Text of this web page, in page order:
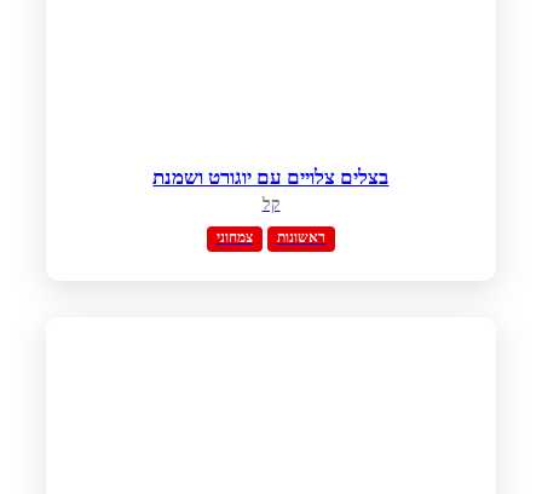
בצלים צלויים עם יוגורט ושמנת
קל
צמחוני ראשונות